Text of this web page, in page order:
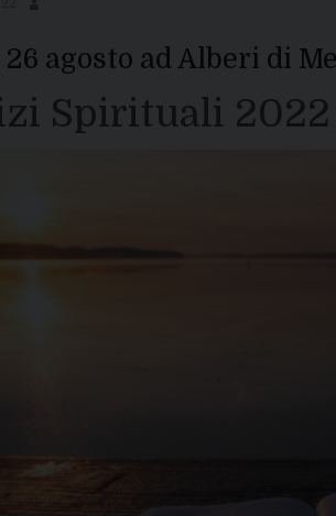
26 agosto ad Alberi di
Spirituali